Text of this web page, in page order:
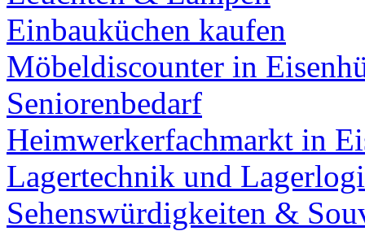
Einbauküchen kaufen
Möbeldiscounter in
Seniorenbedarf
Heimwerkerfachmarkt in
Lagertechnik und
Sehenswürdigkeiten &